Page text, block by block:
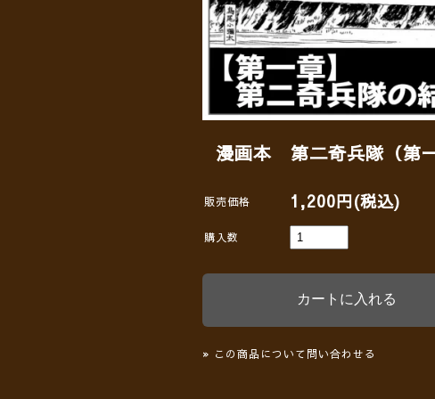
漫画本 第二奇兵隊（第
販売価格 1,200円(税込)
購入数
» この商品について問い合わせる